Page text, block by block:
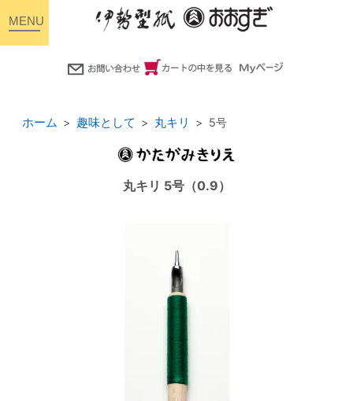
ホーム 趣味として 丸キリ 5号
丸キリ 5号（0.9）
toggle
navigation